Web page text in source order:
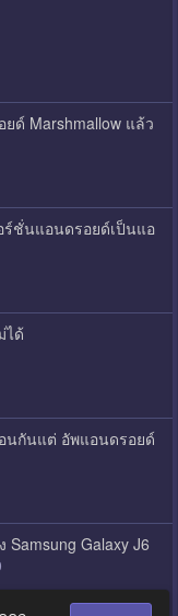
ด์ Marshmallow แล้ว
ร์ชั่นแอนดรอยด์เป็นแอ
ได้
นกันแต่ อัพแอนดรอยด์
Samsung Galaxy J6